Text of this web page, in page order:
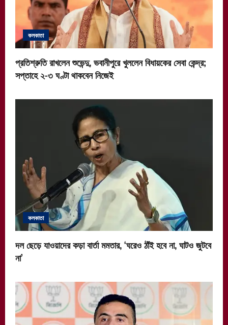
কলকাতা
প্রতিশ্রুতি রাখলেন শুভেন্দু, ভবানীপুরে খুললেন বিধায়কের সেবা কেন্দ্র;
সপ্তাহে ২-৩ ঘণ্টা থাকবেন নিজেই
কলকাতা
দল ছেড়ে যাওয়াদের কড়া বার্তা মমতার, ‘ঘরেও ঠাঁই হবে না, ঘাটও জুটবে
না’